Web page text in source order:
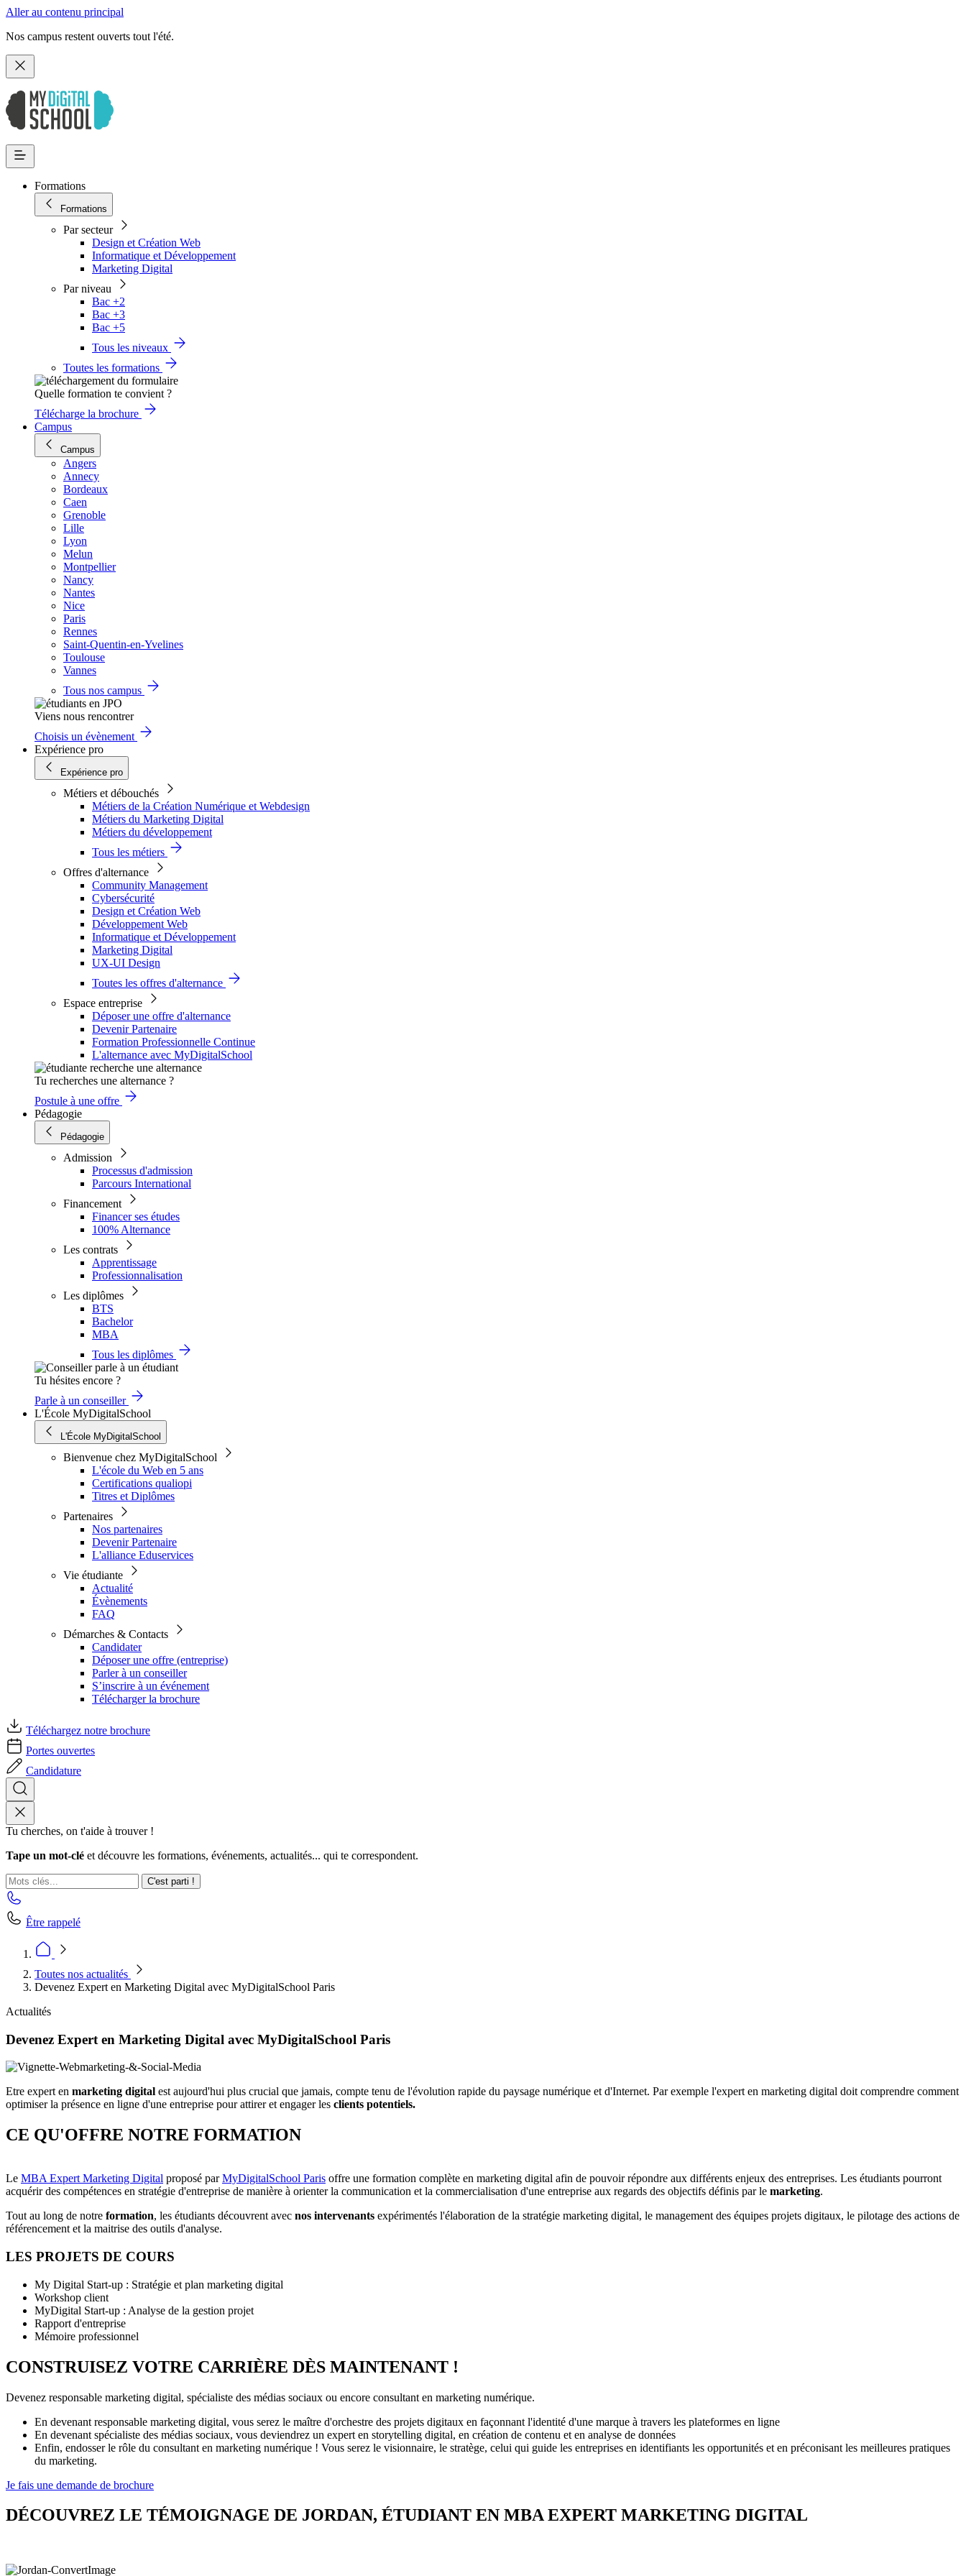
Aller au contenu principal
Nos campus restent ouverts tout l'été.
Formations
Formations
Par secteur
Design et Création Web
Informatique et Développement
Marketing Digital
Par niveau
Bac +2
Bac +3
Bac +5
Tous les niveaux
Toutes les formations
Quelle formation te convient ?
Télécharge la brochure
Campus
Campus
Angers
Annecy
Bordeaux
Caen
Grenoble
Lille
Lyon
Melun
Montpellier
Nancy
Nantes
Nice
Paris
Rennes
Saint-Quentin-en-Yvelines
Toulouse
Vannes
Tous nos campus
Viens nous rencontrer
Choisis un évènement
Expérience pro
Expérience pro
Métiers et débouchés
Métiers de la Création Numérique et Webdesign
Métiers du Marketing Digital
Métiers du développement
Tous les métiers
Offres d'alternance
Community Management
Cybersécurité
Design et Création Web
Développement Web
Informatique et Développement
Marketing Digital
UX-UI Design
Toutes les offres d'alternance
Espace entreprise
Déposer une offre d'alternance
Devenir Partenaire
Formation Professionnelle Continue
L'alternance avec MyDigitalSchool
Tu recherches une alternance ?
Postule à une offre
Pédagogie
Pédagogie
Admission
Processus d'admission
Parcours International
Financement
Financer ses études
100% Alternance
Les contrats
Apprentissage
Professionnalisation
Les diplômes
BTS
Bachelor
MBA
Tous les diplômes
Tu hésites encore ?
Parle à un conseiller
L'École MyDigitalSchool
L'École MyDigitalSchool
Bienvenue chez MyDigitalSchool
L'école du Web en 5 ans
Certifications qualiopi
Titres et Diplômes
Partenaires
Nos partenaires
Devenir Partenaire
L'alliance Eduservices
Vie étudiante
Actualité
Évènements
FAQ
Démarches & Contacts
Candidater
Déposer une offre (entreprise)
Parler à un conseiller
S’inscrire à un événement
Télécharger la brochure
Téléchargez notre brochure
Portes ouvertes
Candidature
Tu cherches, on t'aide à trouver !
Tape un mot-clé et découvre les formations, événements, actualités... qui te correspondent.
C'est parti !
Être rappelé
Toutes nos actualités
Devenez Expert en Marketing Digital avec MyDigitalSchool Paris
Actualités
Devenez Expert en Marketing Digital avec MyDigitalSchool Paris
Etre expert en marketing digital est aujourd'hui plus crucial que jamais, compte tenu de l'évolution rapide du paysage numérique et d'Internet. Par exemple l'expert en marketing digital doit comprendre comment
optimiser la présence en ligne d'une entreprise pour attirer et engager les clients potentiels.
CE QU'OFFRE NOTRE FORMATION
Le MBA Expert Marketing Digital proposé parMyDigitalSchool Paris offre une formation complète en marketing digital afin de pouvoir répondre aux différents enjeux des entreprises. Les étudiants pourront
acquérir des compétences en stratégie d'entreprise de manière à orienter la communication et la commercialisation d'une entreprise aux regards des objectifs définis par le marketing.
Tout au long de notre formation, les étudiants découvrent avec nos intervenants expérimentés l'élaboration de la stratégie marketing digital, le management des équipes projets digitaux, le pilotage des actions de
référencement et la maitrise des outils d'analyse.
LES PROJETS DE COURS
My Digital Start-up : Stratégie et plan marketing digital
Workshop client
MyDigital Start-up : Analyse de la gestion projet
Rapport d'entreprise
Mémoire professionnel
CONSTRUISEZ VOTRE CARRIÈRE DÈS MAINTENANT !
Devenez responsable marketing digital, spécialiste des médias sociaux ou encore consultant en marketing numérique.
En devenant responsable marketing digital, vous serez le maître d'orchestre des projets digitaux en façonnant l'identité d'une marque à travers les plateformes en ligne
En devenant spécialiste des médias sociaux, vous deviendrez un expert en storytelling digital, en création de contenu et en analyse de données
Enfin, endosser le rôle du consultant en marketing numérique ! Vous serez le visionnaire, le stratège, celui qui guide les entreprises en identifiants les opportunités et en préconisant les meilleures pratiques
du marketing.
Je fais une demande de brochure
DÉCOUVREZ LE TÉMOIGNAGE DE JORDAN, ÉTUDIANT EN MBA EXPERT MARKETING DIGITAL